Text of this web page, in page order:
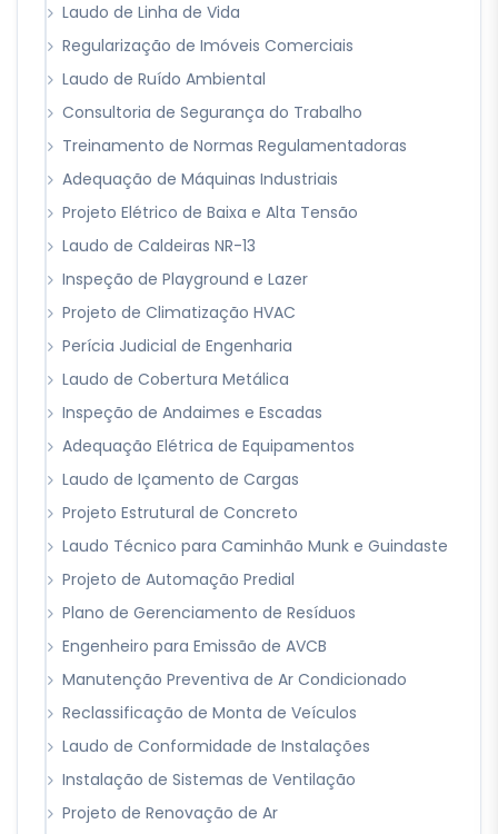
Laudo de Linha de Vida
Regularização de Imóveis Comerciais
Laudo de Ruído Ambiental
Consultoria de Segurança do Trabalho
Treinamento de Normas Regulamentadoras
Adequação de Máquinas Industriais
Projeto Elétrico de Baixa e Alta Tensão
Laudo de Caldeiras NR-13
Inspeção de Playground e Lazer
Projeto de Climatização HVAC
Perícia Judicial de Engenharia
Laudo de Cobertura Metálica
Inspeção de Andaimes e Escadas
Adequação Elétrica de Equipamentos
Laudo de Içamento de Cargas
Projeto Estrutural de Concreto
Laudo Técnico para Caminhão Munk e Guindaste
Projeto de Automação Predial
Plano de Gerenciamento de Resíduos
Engenheiro para Emissão de AVCB
Manutenção Preventiva de Ar Condicionado
Reclassificação de Monta de Veículos
Laudo de Conformidade de Instalações
Instalação de Sistemas de Ventilação
Projeto de Renovação de Ar